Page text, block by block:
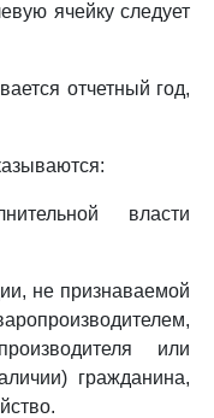
ячейку следует
отчетный год,
власти
не признаваемой
или
гражданина,